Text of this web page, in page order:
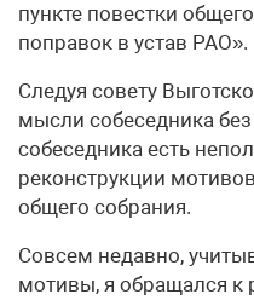
пункте повестки
поправок в устав РАО».
Следуя совету
мысли собеседника
собеседника есть
реконструкции
общего собрания.
Совсем недавно,
мотивы, я обращался к